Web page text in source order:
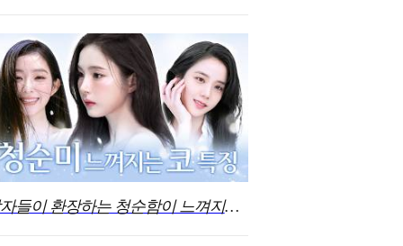
남자들이 환장하는 청순함이 느껴지는 코 특징